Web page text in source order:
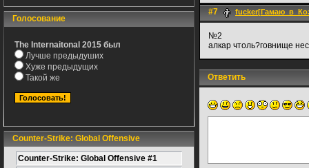
Голосование
The Internaitonal 2015 был
Лучше предыдуших
Хуже предыдущих
Такой же
Counter-Strike: Global Offensive
Counter-Strike: Global Offensive #1
#7
№2
алкар чтоль?говнище
Ответить